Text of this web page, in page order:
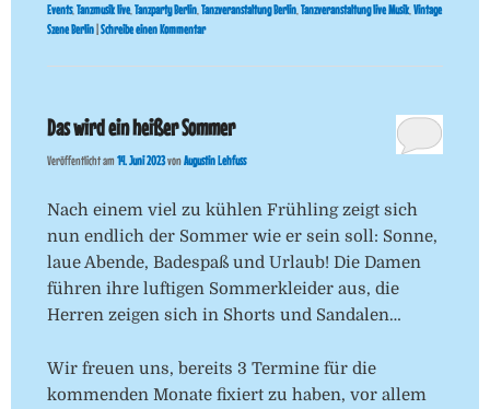
Events,Tanzmusik live,Tanzparty Berlin,Tanzveranstaltung Berlin,Tanzveranstaltung live Musik,Vintage
Szene Berlin Schreibe einen Kommentar
Das wird ein heißer Sommer
Veröffentlicht am14. Juni 2023vonAugustin Lehfuss
Nach einem viel zu kühlen Frühling zeigt sich
nun endlich der Sommer wie er sein soll: Sonne,
laue Abende, Badespaß und Urlaub! Die Damen
führen ihre luftigen Sommerkleider aus, die
Herren zeigen sich in Shorts und Sandalen…
Wir freuen uns, bereits 3 Termine für die
kommenden Monate fixiert zu haben, vor allem